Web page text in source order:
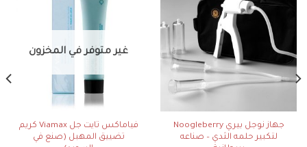
جهاز نوجل بيري Noogleberry
لتكبير حلمه الثدي – صناعه
غير متوفر في المخزون
فياماكس تايت جل Viamax كريم
تضييق المهبل (صنع في